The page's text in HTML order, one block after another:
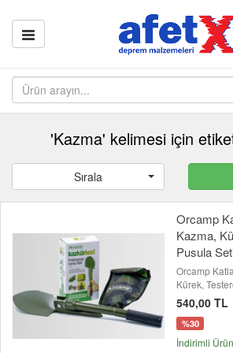
'Kazma' kelimesi için
Sırala
Orcamp
Kazma,
Pusula
Orcamp
Kürek,
540,00 TL
%30
İndirimli Ürün